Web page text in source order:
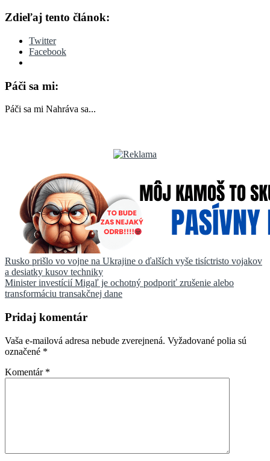
Zdieľaj tento článok:
Twitter
Facebook
Páči sa mi:
Páči sa mi Nahráva sa...
Navigácia
v
článku
Rusko prišlo vo vojne na Ukrajine o ďalších vyše tisíctristo vojakov
a desiatky kusov techniky
Minister investícií Migaľ je ochotný podporiť zrušenie alebo
transformáciu transakčnej dane
Pridaj komentár
Vaša e-mailová adresa nebude zverejnená. Vyžadované polia sú
označené *
Komentár *